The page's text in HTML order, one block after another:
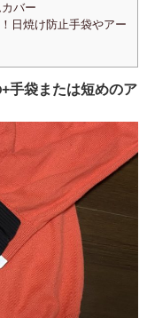
バー
日焼け防止手袋やアー
手袋または短めのア